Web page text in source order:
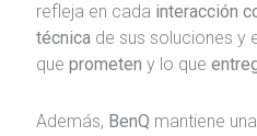
refleja en cada interacción
técnicade sus soluciones y
que prometen y lo que
Además, BenQ mantiene